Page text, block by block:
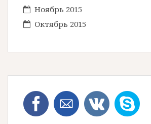
Ноябрь 2015
Октябрь 2015